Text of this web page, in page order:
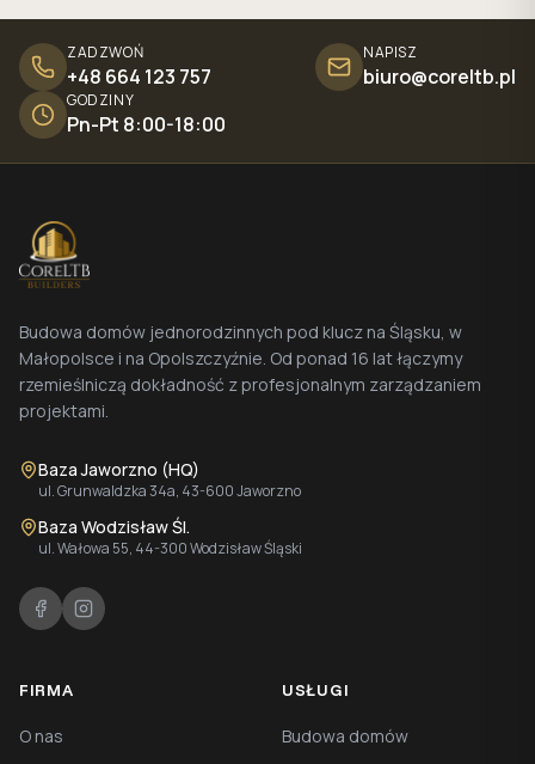
ZADZWOŃ
+48 664 123 757
NAPISZ
biuro@coreltb.pl
GODZINY
Pn-Pt 8:00-18:00
Budowa domów jednorodzinnych pod klucz na Śląsku, w
Małopolsce i na Opolszczyźnie. Od ponad 16 lat łączymy
rzemieślniczą dokładność z profesjonalnym zarządzaniem
projektami.
Baza Jaworzno (HQ)
ul. Grunwaldzka 34a, 43-600 Jaworzno
Baza Wodzisław Śl.
ul. Wałowa 55, 44-300 Wodzisław Śląski
FIRMA
O nas
USŁUGI
Budowa domów